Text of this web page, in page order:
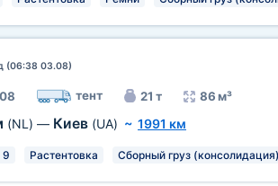
(06:38 03.08)
тент 21 т 86 м³
(NL) — Киев (UA) ~ 1991 км
9 Растентовка Сборный груз